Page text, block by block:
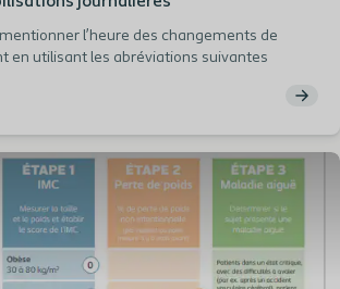
l’heure des changements de
positions du patient en utilisant les abréviations suivantes